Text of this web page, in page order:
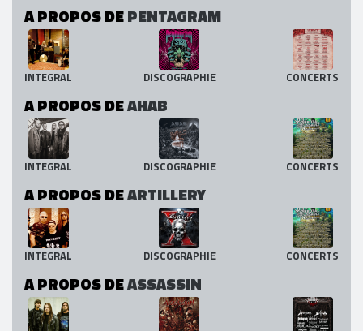
A PROPOS DEPENTAGRAM
INTEGRAL DISCOGRAPHIE CONCERTS
A PROPOS DEAHAB
INTEGRAL DISCOGRAPHIE CONCERTS
A PROPOS DEARTILLERY
INTEGRAL DISCOGRAPHIE CONCERTS
A PROPOS DEASSASSIN